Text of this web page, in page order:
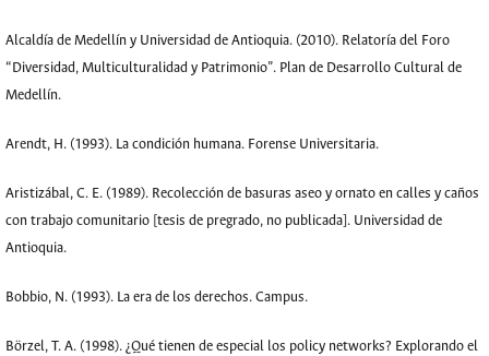
Alcaldía de Medellín y Universidad de Antioquia. (2010). Relatoría del Foro
“Diversidad, Multiculturalidad y Patrimonio”. Plan de Desarrollo Cultural de
Medellín.
Arendt, H. (1993). La condición humana. Forense Universitaria.
Aristizábal, C. E. (1989). Recolección de basuras aseo y ornato en calles y caños
con trabajo comunitario [tesis de pregrado, no publicada]. Universidad de
Antioquia.
Bobbio, N. (1993). La era de los derechos. Campus.
Börzel, T. A. (1998). ¿Qué tienen de especial los policy networks? Explorando el